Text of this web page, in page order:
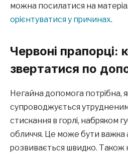
можна посилатися на
орієнтуватися у причинах.
Червоні прапорці:
звертатися по
Негайна допомога потрібна,
супроводжується
стискання в горлі, набряком
обличчя. Це може бути важка
розвивається швидко. Також